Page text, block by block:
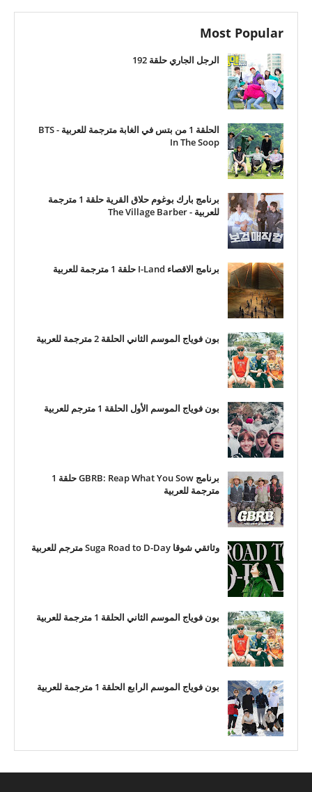
Most Popular
الرجل الجاري حلقة 192
الحلقة 1 من بتس في الغابة مترجمة للعربية - BTS
In The Soop
برنامج بارك بوغوم حلاق القرية حلقة 1 مترجمة
للعربية - The Village Barber
برنامج الاقصاء I-Land حلقة 1 مترجمة للعربية
بون فوياج الموسم الثاني الحلقة 2 مترجمة للعربية
بون فوياج الموسم الأول الحلقة 1 مترجم للعربية
برنامج GBRB: Reap What You Sow حلقة 1
مترجمة للعربية
وثائقي شوقا Suga Road to D-Day مترجم للعربية
بون فوياج الموسم الثاني الحلقة 1 مترجمة للعربية
بون فوياج الموسم الرابع الحلقة 1 مترجمة للعربية